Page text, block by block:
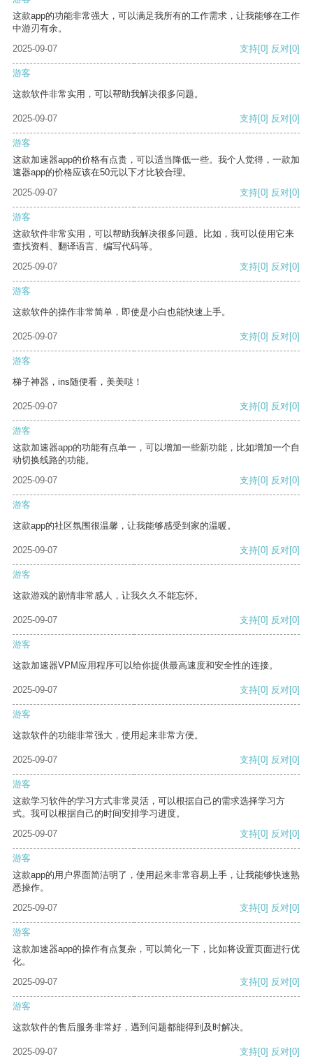
这款app的功能非常强大，可以满足我所有的工作需求，让我能够在工作
中游刃有余。
2025-09-07
支持[0] 反对[0]
游客
这款软件非常实用，可以帮助我解决很多问题。
2025-09-07 支持[0] 反对[0]
游客
这款加速器app的价格有点贵，可以适当降低一些。我个人觉得，一款加
速器app的价格应该在50元以下才比较合理。
2025-09-07
支持[0] 反对[0]
游客
这款软件非常实用，可以帮助我解决很多问题。比如，我可以使用它来
查找资料、翻译语言、编写代码等。
2025-09-07
支持[0] 反对[0]
游客
这款软件的操作非常简单，即使是小白也能快速上手。
2025-09-07 支持[0] 反对[0]
游客
梯子神器，ins随便看，美美哒！
2025-09-07 支持[0] 反对[0]
游客
这款加速器app的功能有点单一，可以增加一些新功能，比如增加一个自
动切换线路的功能。
2025-09-07
支持[0] 反对[0]
游客
这款app的社区氛围很温馨，让我能够感受到家的温暖。
2025-09-07 支持[0] 反对[0]
游客
这款游戏的剧情非常感人，让我久久不能忘怀。
2025-09-07 支持[0] 反对[0]
游客
这款加速器VPM应用程序可以给你提供最高速度和安全性的连接。
2025-09-07 支持[0] 反对[0]
游客
这款软件的功能非常强大，使用起来非常方便。
2025-09-07 支持[0] 反对[0]
游客
这款学习软件的学习方式非常灵活，可以根据自己的需求选择学习方
式。我可以根据自己的时间安排学习进度。
2025-09-07
支持[0] 反对[0]
游客
这款app的用户界面简洁明了，使用起来非常容易上手，让我能够快速熟
悉操作。
2025-09-07
支持[0] 反对[0]
游客
这款加速器app的操作有点复杂，可以简化一下，比如将设置页面进行优
化。
2025-09-07
支持[0] 反对[0]
游客
这款软件的售后服务非常好，遇到问题都能得到及时解决。
2025-09-07 支持[0] 反对[0]